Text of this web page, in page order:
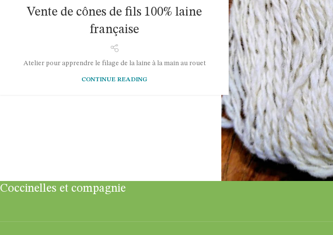
Vente de cônes de fils 100% laine
française
Atelier pour apprendre le filage de la laine à la main au rouet
CONTINUE READING
Coccinelles et compagnie